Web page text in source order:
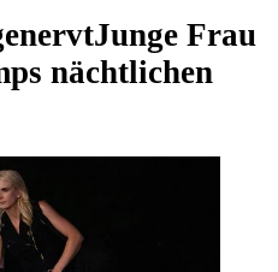
Junge Frau
nächtlichen